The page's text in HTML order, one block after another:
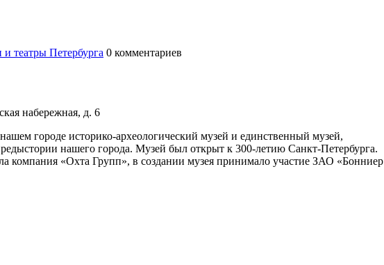
и театры Петербурга 0 комментариев
набережная, д. 6
городе историко-археологический музей и единственный музей,
нашего города. Музей был открыт к 300-летию Санкт-Петербурга.
компания «Охта Групп», в создании музея принимало участие ЗАО «Бонниер